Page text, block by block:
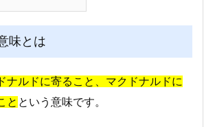
味とは
ナルドに寄ること、マクドナルドに
と という意味です。